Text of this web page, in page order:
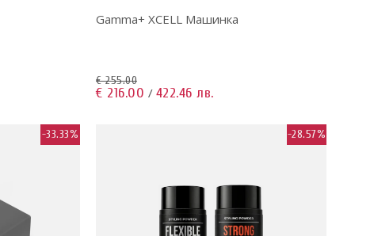
Gamma+ XCELL Машинка
€ 255.00
€ 216.00 / 422.46 лв.
-33.33% -28.57%